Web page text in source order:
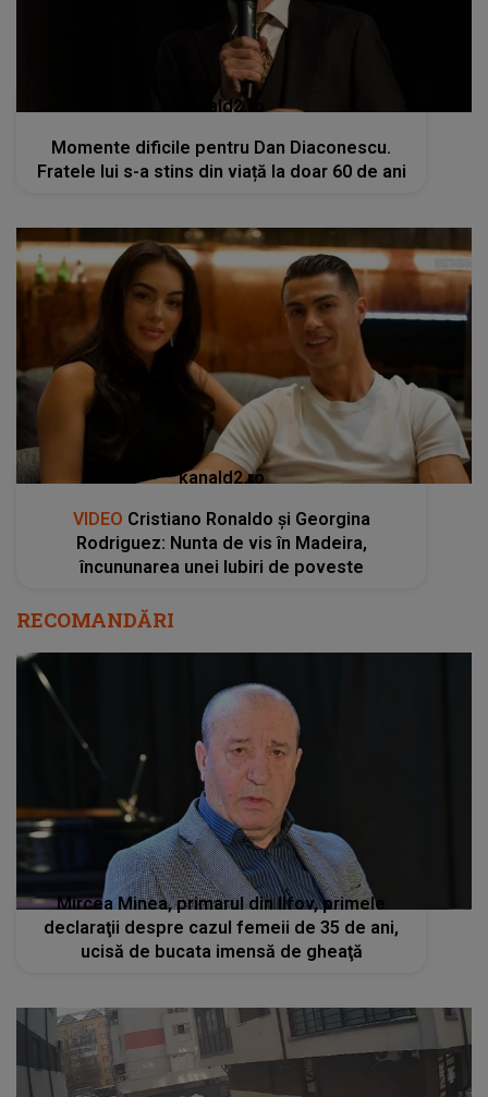
kanald2.ro
Momente dificile pentru Dan Diaconescu.
Fratele lui s-a stins din viață la doar 60 de ani
kanald2.ro
VIDEO Cristiano Ronaldo și Georgina
Rodriguez: Nunta de vis în Madeira,
încununarea unei Iubiri de poveste
RECOMANDĂRI
Mircea Minea, primarul din Ilfov, primele
declaraţii despre cazul femeii de 35 de ani,
ucisă de bucata imensă de gheaţă